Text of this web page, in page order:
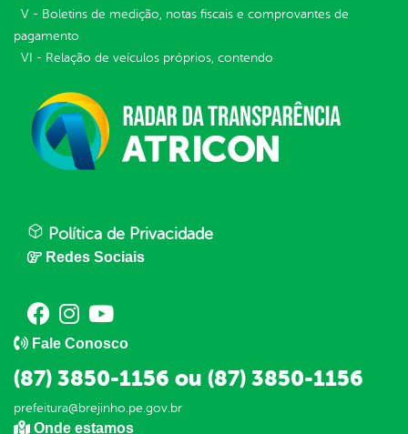
V - Boletins de medição, notas fiscais e comprovantes de
pagamento
VI - Relação de veículos próprios, contendo
Política de Privacidade
Redes Sociais
Fale Conosco
(87) 3850-1156 ou (87) 3850-1156
prefeitura@brejinho.pe.gov.br
Onde estamos